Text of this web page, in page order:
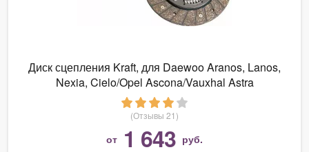
Диск сцепления Kraft, для Daewoo Aranos, Lanos,
Nexia, Cielo/Opel Ascona/Vauxhal Astra
(Отзывы 21)
от 1 643 руб.